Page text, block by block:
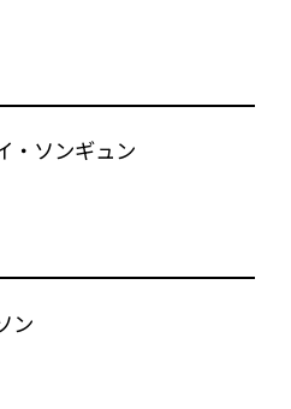
・ソンギュン
ン